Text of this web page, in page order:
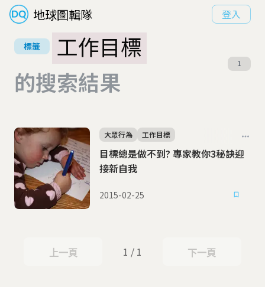
地球圖輯隊 登入
標籤
工作目標
的搜索結果
1
目標總是做不到? 專家教你3秘訣迎
接新自我
大眾行為 工作目標
2015-02-25
上一頁
上一頁 1 / 1 下一頁
下一頁